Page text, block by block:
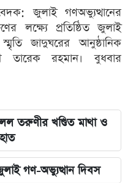
জুলাই গণঅভ্যুত্থানের
লক্ষ্যে প্রতিষ্ঠিত জুলাই
জাদুঘরের আনুষ্ঠানিক
তারেক রহমান। বুধবার
তরুণীর খণ্ডিত মাথা ও
গণ-অভ্যুত্থান দিবস